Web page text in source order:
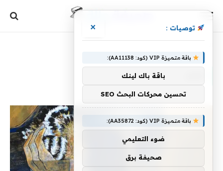
توصيات : ×
باقة متميزة VIP (كود: AA11138):
باقة باك لينك
تحسين محركات البحث SEO
باقة متميزة VIP (كود: AA35872):
ضوء التعليمي
صحيفة برق